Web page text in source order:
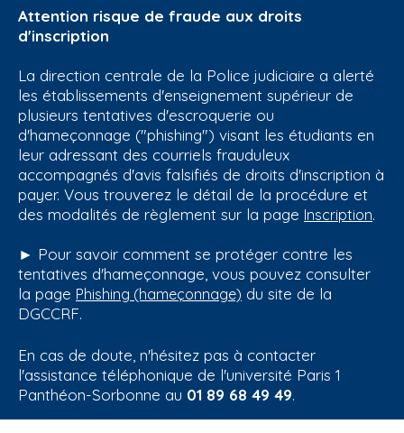
Attention risque de fraude aux droits
d'inscription
La direction centrale de la Police judiciaire a alerté
les établissements d'enseignement supérieur de
plusieurs tentatives d'escroquerie ou
d'hameçonnage ("phishing") visant les étudiants en
leur adressant des courriels frauduleux
accompagnés d'avis falsifiés de droits d'inscription à
payer. Vous trouverez le détail de la procédure et
des modalités de règlement sur la page Inscription.
► Pour savoir comment se protéger contre les
tentatives d'hameçonnage, vous pouvez consulter
la page Phishing (hameçonnage) du site de la
DGCCRF.
En cas de doute, n'hésitez pas à contacter
l'assistance téléphonique de l'université Paris 1
Panthéon-Sorbonne au 01 89 68 49 49.